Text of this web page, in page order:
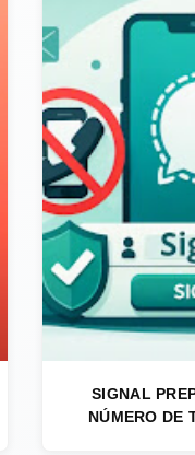
SIGNAL
NÚMERO DE